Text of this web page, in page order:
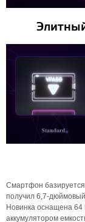
Смартфон
получил 6,7-
Новинка оснащена 64
аккумулятором